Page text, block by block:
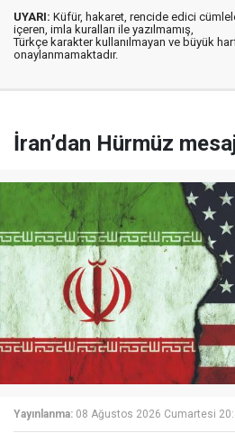
UYARI: Küfür, hakaret, rencide edici
içeren, imla kuralları ile yazılmamış,
Türkçe karakter kullanılmayan ve büyük
onaylanmamaktadır.
İran’dan Hürmüz
Yayınlanma: 08 Ağustos 2026 Cumartesi